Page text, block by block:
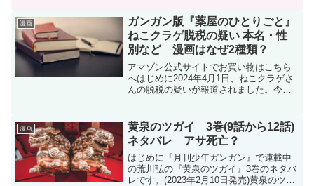
で毎週木曜日に更新です。次回更新は
2026年7月2...
漫画
ガンガン版『薬屋のひとりごと』
ねこクラゲ脱税の疑い 本名・性
別など 漫画はなぜ2種類？
アマゾン公式サイトでお買い物はこちら
へはじめに2024年4月1日、ねこクラゲさ
んの脱税の疑いが報道されました。今回
を告発 4700万円脱税疑い、福岡所得約2
億6千万円を...
漫画
黄泉のツガイ 3巻(9話から12話)
ネタバレ アサ死亡？
はじめに『月刊少年ガンガン』で連載中
の荒川弘の『黄泉のツガイ』3巻のネタバ
レです。(2023年2月10日発売)黄泉のツガ